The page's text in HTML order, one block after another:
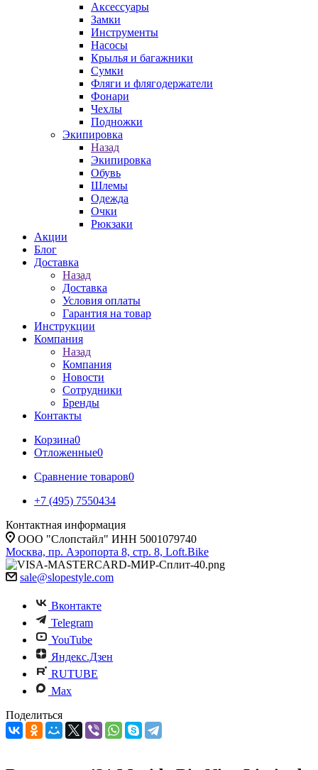
Аксессуары
Замки
Инструменты
Насосы
Крылья и багажники
Сумки
Фляги и флягодержатели
Фонари
Чехлы
Подножки
Экипировка
Назад
Экипировка
Обувь
Шлемы
Одежда
Очки
Рюкзаки
Акции
Блог
Доставка
Назад
Доставка
Условия оплаты
Гарантия на товар
Инструкции
Компания
Назад
Компания
Новости
Сотрудники
Бренды
Контакты
Корзина0
Отложенные0
Сравнение товаров0
+7 (495) 7550434
Контактная информация
ООО "Слопстайл" ИНН 5001079740
Москва, пр. Аэропорта 8, стр. 8, Loft.Bike
sale@slopestyle.com
Вконтакте
Telegram
YouTube
Яндекс.Дзен
RUTUBE
Max
Поделиться